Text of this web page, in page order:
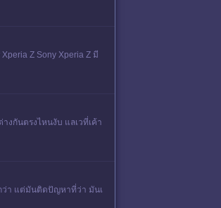
Z Sony Xperia Z มี
งกันตรงไหนงับ แลเวที่เค้า
ว่า แต่มันติดปัญหาที่ว่า มันเ